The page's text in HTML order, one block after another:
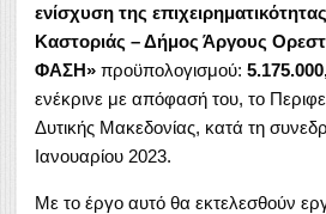
ενίσχυση της
Καστοριάς – Δήμος Άργους
ΦΑΣΗ» προϋπολογισμού:
ενέκρινε με απόφασή του, το
Δυτικής Μακεδονίας, κατά τη
Ιανουαρίου 2023.
Με το έργο αυτό θα εκτελεσθούν